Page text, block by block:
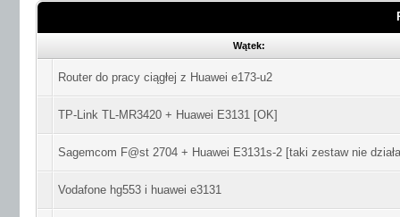
Wątek:
Router do pracy ciągłej z Huawei e173-u2
TP-Link TL-MR3420 + Huawei E3131 [OK]
Sagemcom F@st 2704 + Huawei E3131s-2 [taki zestaw nie
Vodafone hg553 i huawei e3131